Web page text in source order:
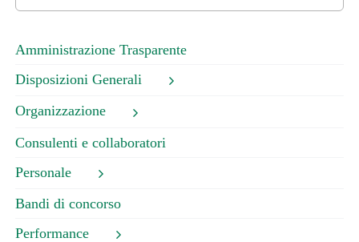
Amministrazione Trasparente
Disposizioni Generali
Organizzazione
Consulenti e collaboratori
Personale
Bandi di concorso
Performance